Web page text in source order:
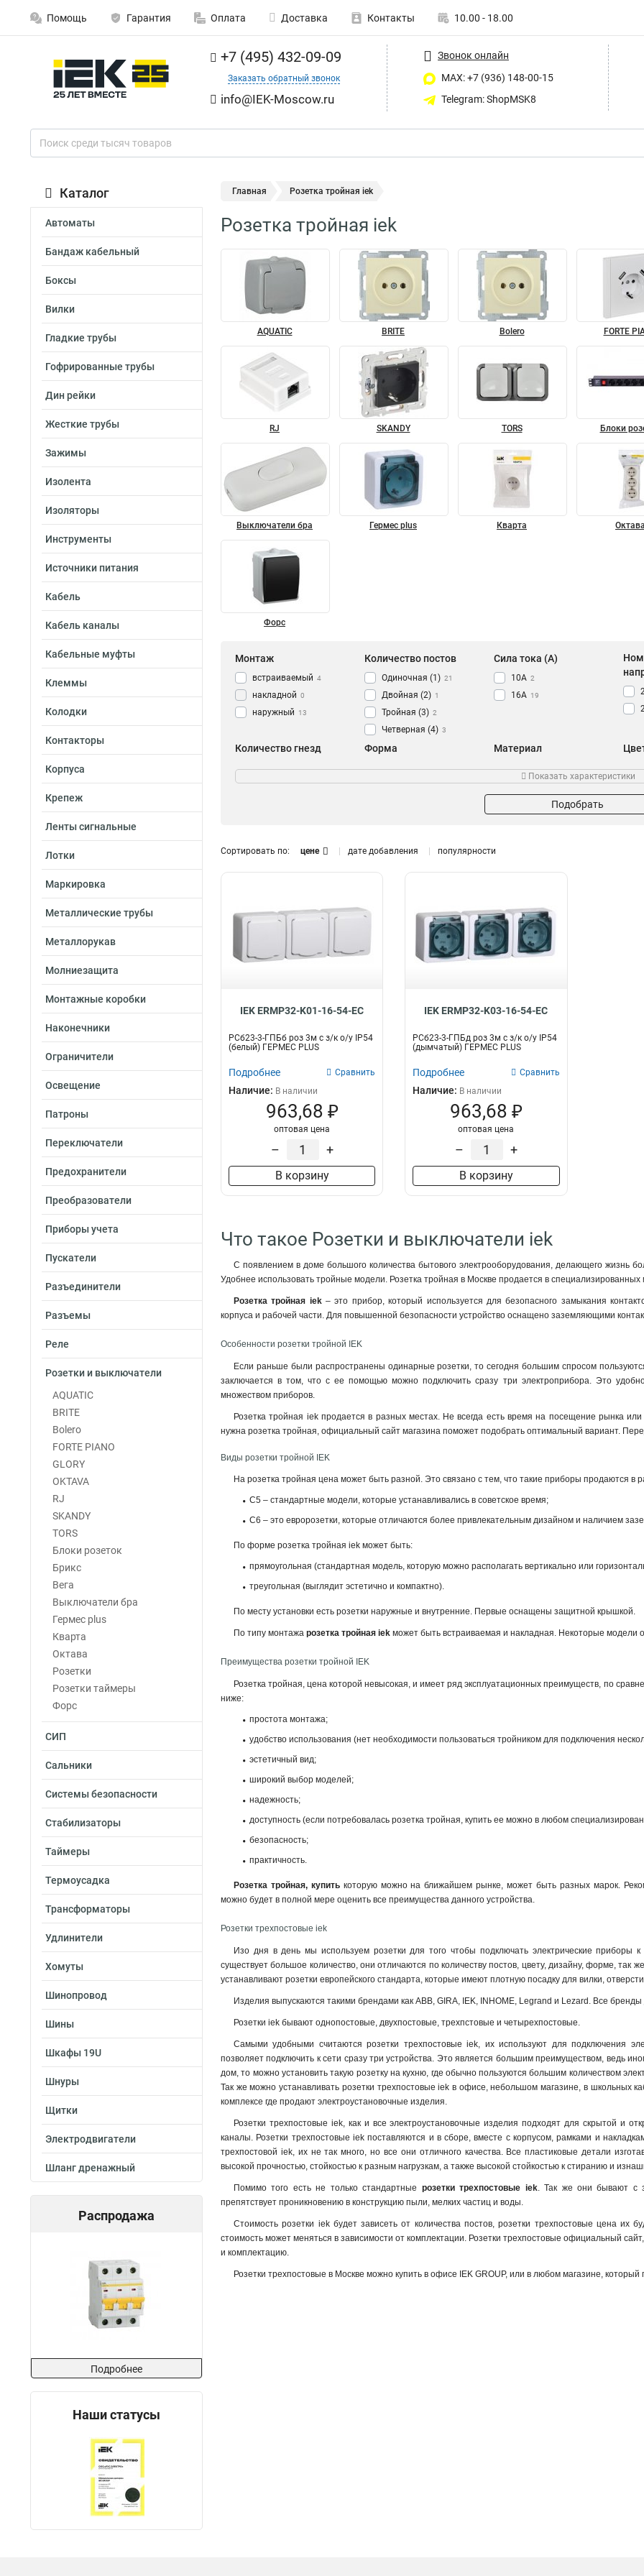
Помощь Гарантия Оплата Доставка Контакты 10.00 - 18.00
+7 (495) 432-09-09
Заказать обратный звонок
info@IEK-Moscow.ru
Звонок онлайн
MAX: +7 (936) 148-00-15
Telegram: ShopMSK8
Каталог
Автоматы
Бандаж кабельный
Боксы
Вилки
Гладкие трубы
Гофрированные трубы
Дин рейки
Жесткие трубы
Зажимы
Изолента
Изоляторы
Инструменты
Источники питания
Кабель
Кабель каналы
Кабельные муфты
Клеммы
Колодки
Контакторы
Корпуса
Крепеж
Ленты сигнальные
Лотки
Маркировка
Металлические трубы
Металлорукав
Молниезащита
Монтажные коробки
Наконечники
Ограничители
Освещение
Патроны
Переключатели
Предохранители
Преобразователи
Приборы учета
Пускатели
Разъединители
Разъемы
Реле
Розетки и выключатели
AQUATIC
BRITE
Bolero
FORTE PIANO
GLORY
OKTAVA
RJ
SKANDY
TORS
Блоки розеток
Брикс
Вега
Выключатели бра
Гермес plus
Кварта
Октава
Розетки
Розетки таймеры
Форс
СИП
Сальники
Системы безопасности
Стабилизаторы
Таймеры
Термоусадка
Трансформаторы
Удлинители
Хомуты
Шинопровод
Шины
Шкафы 19U
Шнуры
Щитки
Электродвигатели
Шланг дренажный
Распродажа
Подробнее
Наши статусы
Главная Розетка тройная iek
Розетка тройная iek
AQUATIC BRITE Bolero FORTE
RJ SKANDY TORS Блоки
Выключатели бра Гермес plus Кварта Октава
Форс
Монтаж
встраиваемый 4
накладной 0
наружный 13
Количество постов
Одиночная (1) 21
Двойная (2) 1
Тройная (3) 2
Четверная (4) 3
Сила тока (A)
10А 2
16А 19
Количество гнезд
1 20
2 1
Форма
Квадратная 17
Прямоугольная 7
Материал
Пластик 5
АБС-пластик 12
Заземление
да 17
Наличие крышки Защитные шторки
да 0
С клеммами Уличная Поверхность для надписи
да 1
нет 11
Рамка
В комплекте 12
Нет
Категория (UTP)
5E 1
6E
UTP 0
Показать характеристики
Подобрать
Сортировать по: цене дате добавления популярности
IEK ERMP32-K01-16-54-EC
РСб23-3-ГПБб роз 3м с з/к о/у IP54
(белый) ГЕРМЕС PLUS
Подробнее Сравнить
Наличие: В наличии
963,68 ₽
оптовая цена
– +
В корзину
IEK ERMP32-K03-16-54-EC
РСб23-3-ГПБд роз 3м с з/к о/у IP54
(дымчатый) ГЕРМЕС PLUS
Подробнее Сравнить
Наличие: В наличии
963,68 ₽
оптовая цена
– +
В корзину
Что такое Розетки и выключатели iek
С появлением в доме большого количества бытового электрооборудования, делающего жизнь
Удобнее использовать тройные модели. Розетка тройная в Москве продается в специализированных
Розетка тройная iek– это прибор, который используется для безопасного замыкания
корпуса и рабочей части. Для повышенной безопасности устройство оснащено заземляющими
Особенности розетки тройной IEK
Если раньше были распространены одинарные розетки, то сегодня большим спросом
заключается в том, что с ее помощью можно подключить сразу три электроприбора. Это
множеством приборов.
Розетка тройная iek продается в разных местах. Не всегда есть время на посещение рынка
нужна розетка тройная, официальный сайт магазина поможет подобрать оптимальный вариант.
Виды розетки тройной IEK
На розетка тройная цена может быть разной. Это связано с тем, что такие приборы продаются в
С5 – стандартные модели, которые устанавливались в советское время;
С6 – это евророзетки, которые отличаются более привлекательным дизайном и наличием
По форме розетка тройная iek может быть:
прямоугольная (стандартная модель, которую можно располагать вертикально или
треугольная (выглядит эстетично и компактно).
По месту установки есть розетки наружные и внутренние. Первые оснащены защитной крышкой.
По типу монтажа розетка тройная iek может быть встраиваемая и накладная. Некоторые модели
Преимущества розетки тройной IEK
Розетка тройная, цена которой невысокая, и имеет ряд эксплуатационных преимуществ, по
ниже:
простота монтажа;
удобство использования (нет необходимости пользоваться тройником для подключения
эстетичный вид;
широкий выбор моделей;
надежность;
доступность (если потребовалась розетка тройная, купить ее можно в любом
безопасность;
практичность.
Розетка тройная, купитькоторую можно на ближайшем рынке, может быть разных марок.
можно будет в полной мере оценить все преимущества данного устройства.
Розетки трехпостовые iek
Изо дня в день мы используем розетки для того чтобы подключать электрические приборы
существует большое количество, они отличаются по количеству постов, цвету, дизайну, форме, так
устанавливают розетки европейского стандарта, которые имеют плотную посадку для вилки,
Изделия выпускаются такими брендами как ABB, GIRA, IEK, INHOME, Legrand и Lezard. Все
Розетки iek бывают однопостовые, двухпостовые, трехпстовые и четырехпостовые.
Самыми удобными считаются розетки трехпостовые iek, их используют для подключения
позволяет подключить к сети сразу три устройства. Это является большим преимуществом, ведь
дом, то можно установить такую розетку на кухню, где обычно пользуются большим количеством
Так же можно устанавливать розетки трехпостовые iek в офисе, небольшом магазине, в школьных
комплексе где продают электроустановочные изделия.
Розетки трехпостовые iek, как и все электроустановочные изделия подходят для скрытой и
каналы. Розетки трехпостовые iek поставляются и в сборе, вместе с корпусом, рамками и
трехпостовой iek, их не так много, но все они отличного качества. Все пластиковые детали
высокой прочностью, стойкостью к разным нагрузкам, а также высокой стойкостью к стиранию и
Помимо того есть не только стандартные розетки трехпостовые iek. Так же они бывают с
препятствует проникновению в конструкцию пыли, мелких частиц и воды.
Стоимость розетки iek будет зависеть от количества постов, розетки трехпостовые цена их
стоимость может меняться в зависимости от комплектации. Розетки трехпостовые официальный
и комплектацию.
Розетки трехпостовые в Москве можно купить в офисе IEK GROUP, или в любом магазине,